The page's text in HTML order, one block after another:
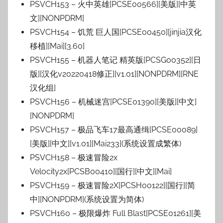
PSVCH153 – 火中英雄[PCSE00566][美版][中英
文][NONPDRM]
PSVCH154 – 饥荒 巨人国[PCSE00450][jinjia汉化
移植][Mai][3.60]
PSVCH155 – 机器人笔记 精英版[PCSG00352][日
版][汉化v20220418修正][v1.01][NONPDRM][RNE
汉化组]
PSVCH156 – 机械迷宫[PCSE01390][美版][中文]
[NONPDRM]
PSVCH157 – 极品飞车17最高通缉[PCSE00089]
[美版][中文][v1.01][Mai233](系统设置成繁体)
PSVCH158 – 极速冒险2x
Velocity2x[PCSB00410][国行][中文][Mai]
PSVCH159 – 极速冒险2X[PCSH00122][国行][简
中][NONPDRM](系统设置为简体)
PSVCH160 – 极限爆炸 Full Blast[PCSE01261][美